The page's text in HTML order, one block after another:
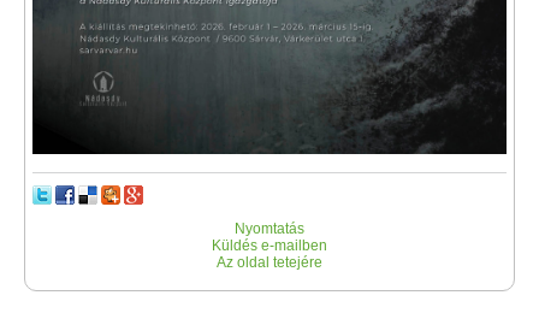
Nyomtatás
Küldés e-mailben
Az oldal tetejére